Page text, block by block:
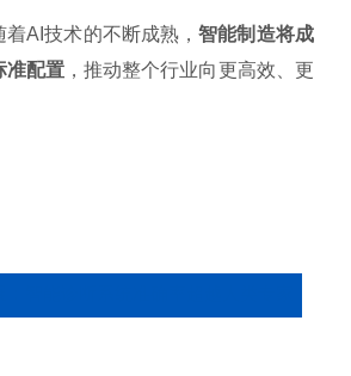
着AI技术的不断成熟，智能制造将成
准配置，推动整个行业向更高效、更